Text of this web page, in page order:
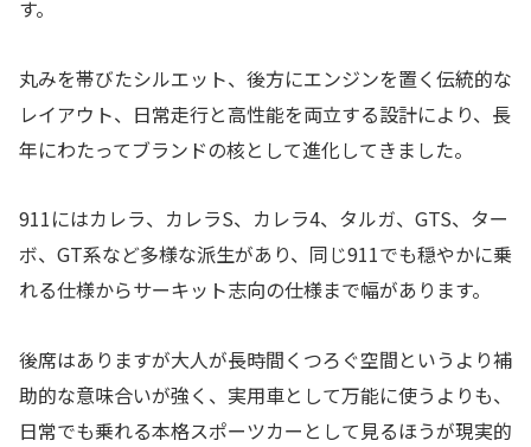
す。
丸みを帯びたシルエット、後方にエンジンを置く伝統的な
レイアウト、日常走行と高性能を両立する設計により、長
年にわたってブランドの核として進化してきました。
911にはカレラ、カレラS、カレラ4、タルガ、GTS、ター
ボ、GT系など多様な派生があり、同じ911でも穏やかに乗
れる仕様からサーキット志向の仕様まで幅があります。
後席はありますが大人が長時間くつろぐ空間というより補
助的な意味合いが強く、実用車として万能に使うよりも、
日常でも乗れる本格スポーツカーとして見るほうが現実的